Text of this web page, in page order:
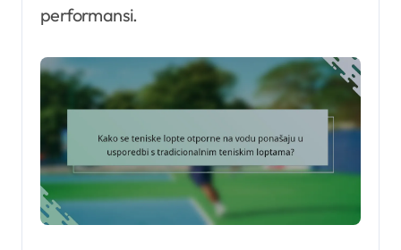
performansi.